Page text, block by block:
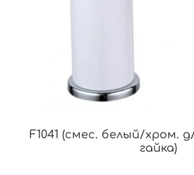
F1041 (смес. белый/хром.
гайка)